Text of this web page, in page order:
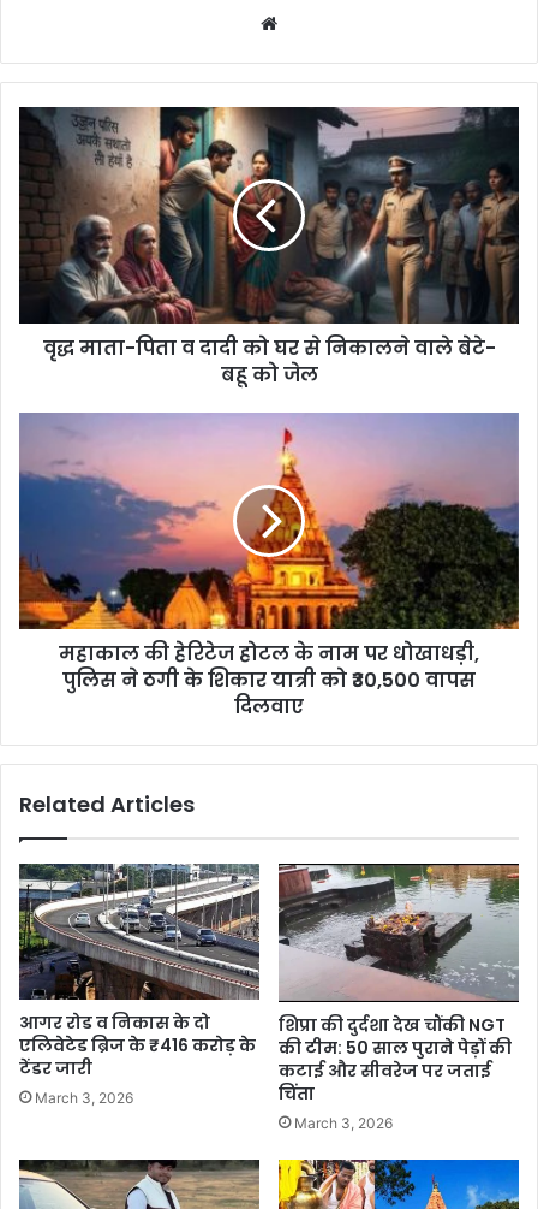
वृद्ध माता-पिता व दादी को घर से निकालने वाले बेटे-
बहू को जेल
महाकाल की हेरिटेज होटल के नाम पर धोखाधड़ी,
पुलिस ने ठगी के शिकार यात्री को ₹30,500 वापस
दिलवाए
Related Articles
आगर रोड व निकास के दो
एलिवेटेड ब्रिज के ₹416 करोड़ के
टेंडर जारी
March 3, 2026
शिप्रा की दुर्दशा देख चौंकी NGT
की टीम: 50 साल पुराने पेड़ों की
कटाई और सीवरेज पर जताई
चिंता
March 3, 2026